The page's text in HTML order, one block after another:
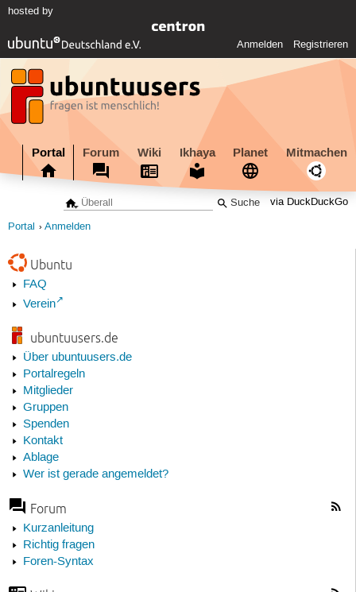
hosted by
Anmelden Registrieren
Portal Forum Wiki Ikhaya Planet Mitmachen
via DuckDuckGo
Portal Anmelden
Ubuntu
FAQ
Verein
ubuntuusers.de
Über ubuntuusers.de
Portalregeln
Mitglieder
Gruppen
Spenden
Kontakt
Ablage
Wer ist gerade angemeldet?
Forum
Kurzanleitung
Richtig fragen
Foren-Syntax